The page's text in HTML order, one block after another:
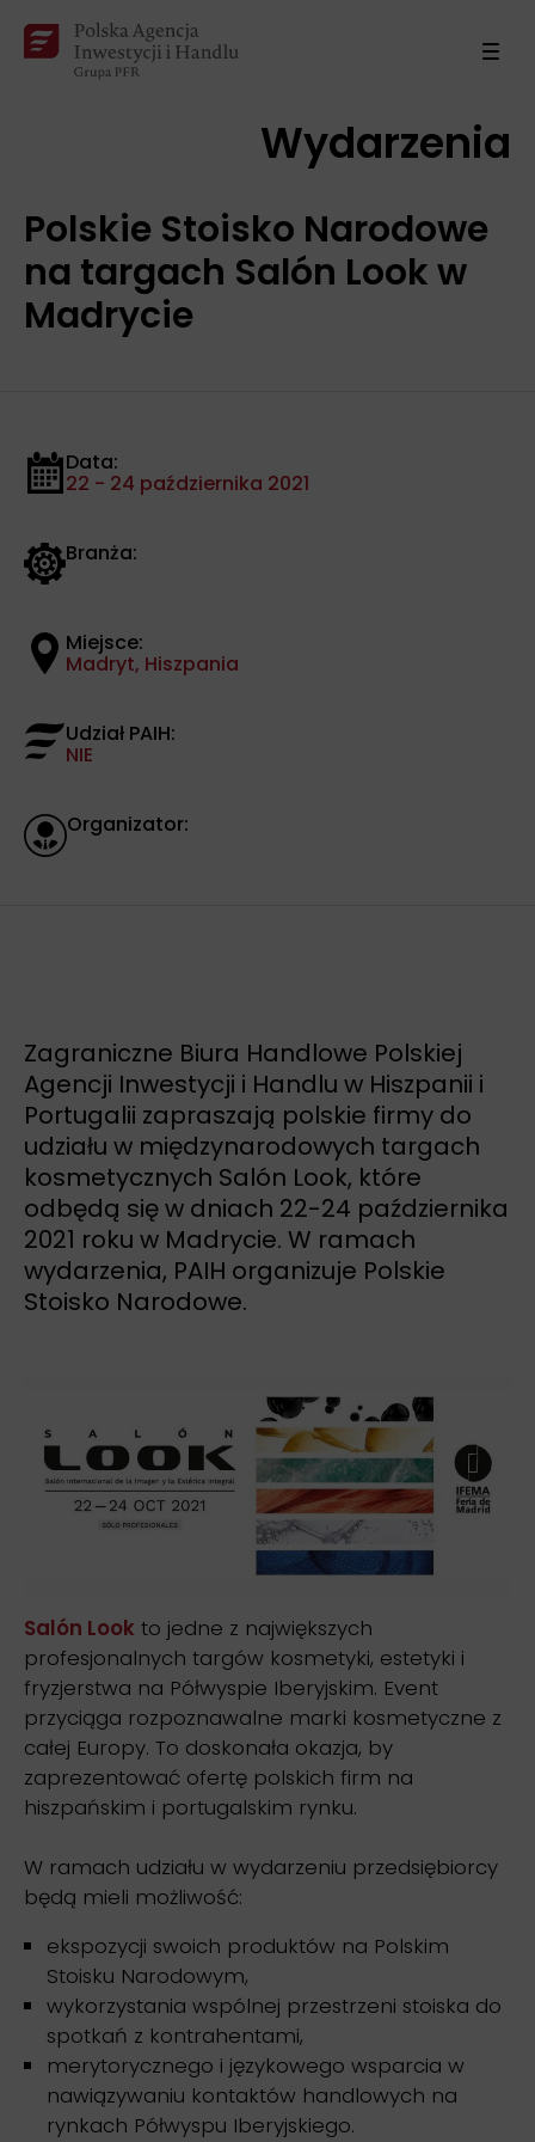
Wydarzenia
Polskie Stoisko Narodowe
na targach Salón Look w
Madrycie
Data:
22 - 24 października 2021
Branża:
Miejsce:
Madryt, Hiszpania
Udział PAIH:
NIE
Organizator:
Zagraniczne Biura Handlowe Polskiej
Agencji Inwestycji i Handlu w Hiszpanii i
Portugalii zapraszają polskie firmy do
udziału w międzynarodowych targach
kosmetycznych Salón Look, które
odbędą się w dniach 22-24 października
2021 roku w Madrycie. W ramach
wydarzenia, PAIH organizuje Polskie
Stoisko Narodowe.
Salón Look to jedne z największych
profesjonalnych targów kosmetyki, estetyki i
fryzjerstwa na Półwyspie Iberyjskim. Event
przyciąga rozpoznawalne marki kosmetyczne z
całej Europy. To doskonała okazja, by
zaprezentować ofertę polskich firm na
hiszpańskim i portugalskim rynku.
W ramach udziału w wydarzeniu przedsiębiorcy
będą mieli możliwość:
ekspozycji swoich produktów na Polskim
Stoisku Narodowym,
wykorzystania wspólnej przestrzeni stoiska do
spotkań z kontrahentami,
merytorycznego i językowego wsparcia w
nawiązywaniu kontaktów handlowych na
rynkach Półwyspu Iberyjskiego.